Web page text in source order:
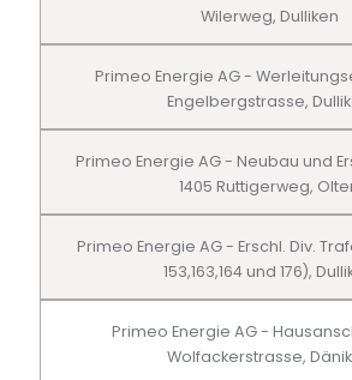
Wilerweg, Dulliken
Primeo Energie AG -
Engelbergstrasse,
Primeo Energie AG - Neubau und
1405 Ruttigerweg,
Primeo Energie AG - Erschl. Div.
153,163,164 und 176),
Primeo Energie AG -
Wolfackerstrasse,